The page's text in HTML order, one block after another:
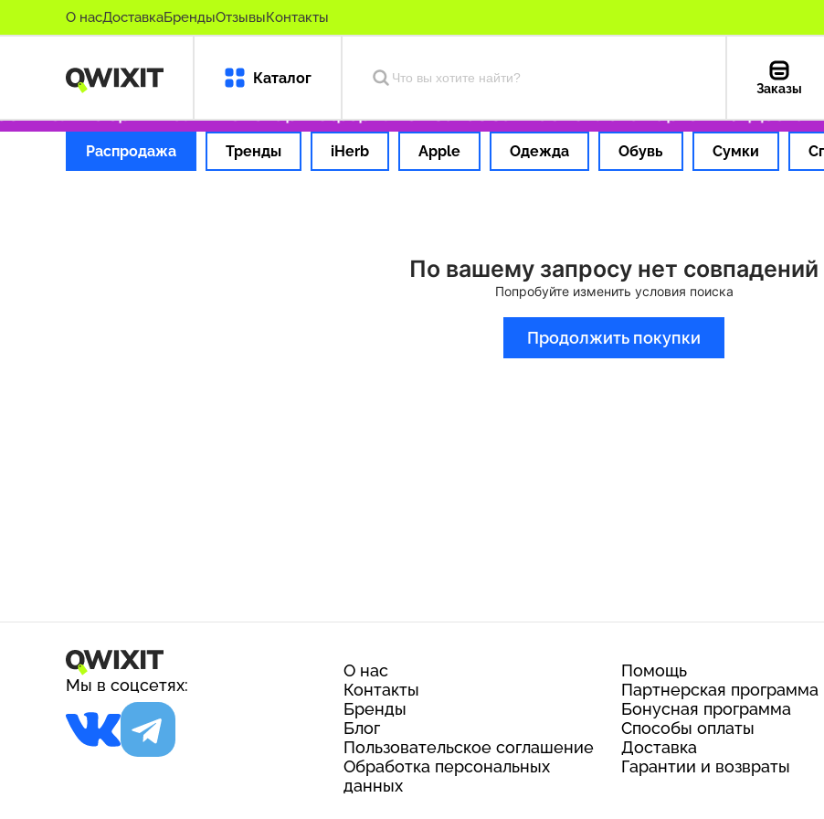
О насДоставкаБрендыОтзывыКонтакты
Каталог
Заказы
₽ Только оригинальные товары Оформляем заказ за 1 час Оплата картой РФ
Распродажа Тренды iHerb Apple Одежда Обувь Сумки
По вашему запросу нет совпадений
Попробуйте изменить условия поиска
Продолжить покупки
Мы в соцсетях:
О нас
Контакты
Бренды
Блог
Пользовательское соглашение
Обработка персональных
данных
Помощь
Партнерская программа
Бонусная программа
Способы оплаты
Доставка
Гарантии и возвраты